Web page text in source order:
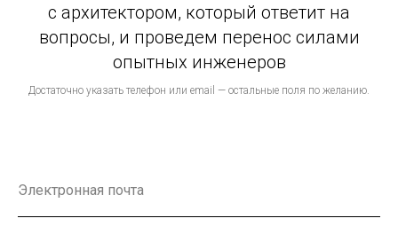
с архитектором, который ответит на
вопросы, и проведем перенос силами
опытных инженеров
Достаточно указать телефон или email — остальные поля по желанию.